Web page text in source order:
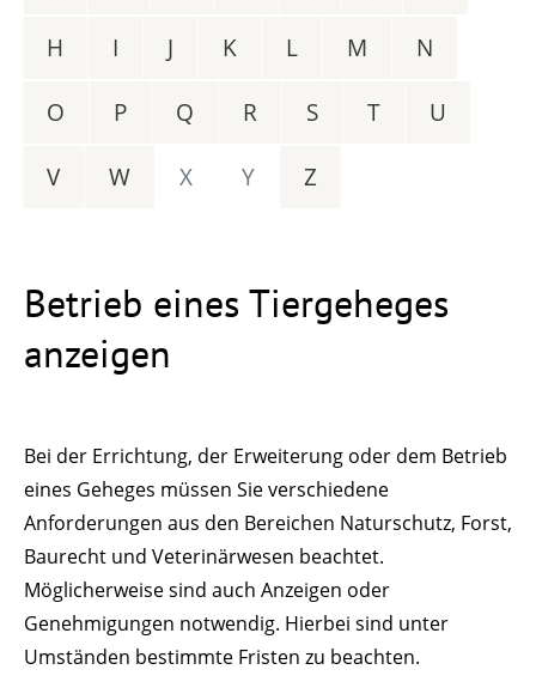
H I J K L M N
O P Q R S T U
V W X Y Z
Betrieb eines Tiergeheges
anzeigen
Bei der Errichtung, der Erweiterung oder dem Betrieb
eines Geheges müssen Sie verschiedene
Anforderungen aus den Bereichen Naturschutz, Forst,
Baurecht und Veterinärwesen beachtet.
Möglicherweise sind auch Anzeigen oder
Genehmigungen notwendig. Hierbei sind unter
Umständen bestimmte Fristen zu beachten.